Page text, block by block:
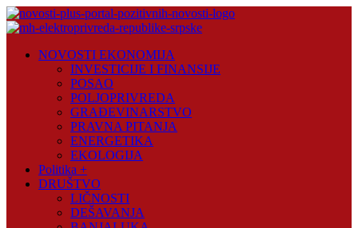
Skip
to
Plus
NOVOSTI EKONOMIJA
INVESTICIJE I FINANSIJE
POSAO
POLJOPRIVREDA
GRAĐEVINARSTVO
PRAVNA PITANJA
ENERGETIKA
EKOLOGIJA
Politika +
DRUŠTVO
LIČNOSTI
DEŠAVANJA